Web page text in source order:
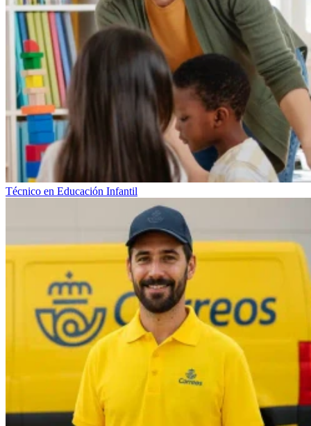
Técnico en Educación Infantil